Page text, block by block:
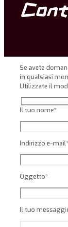
Se avete
in qualsiasi
Utilizzate il
Il tuo nome*
Indirizzo e-mail*
Oggetto*
Il tuo